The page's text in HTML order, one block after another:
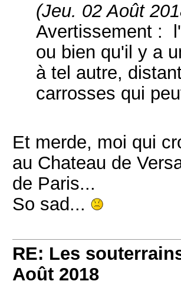
(Jeu. 02 Août
Avertissement :
ou bien qu'il y a
à tel autre,
carrosses qui
Et merde, moi qui
au Chateau de
de Paris...
So sad...
RE: Les
Août 2018